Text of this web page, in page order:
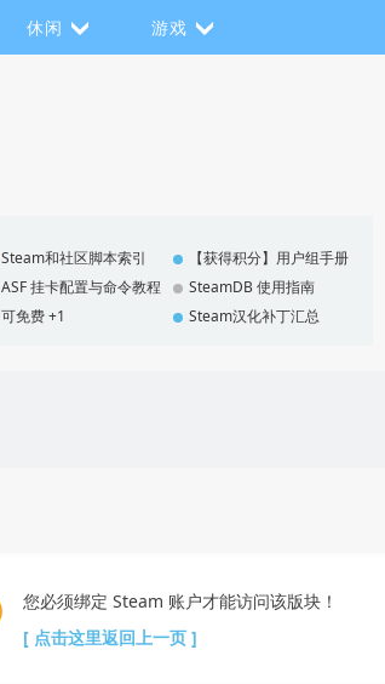
休闲 游戏
Steam和社区脚本索引
【获得积分】用户组手册
ASF 挂卡配置与命令教程
SteamDB 使用指南
可免费 +1 Steam汉化补丁汇总
您必须绑定 Steam 账户才能访问该版块！
[ 点击这里返回上一页 ]